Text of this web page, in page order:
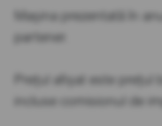
Mașina prezentată în
partener.
Prețul afișat este prețul
incluse comisionul de